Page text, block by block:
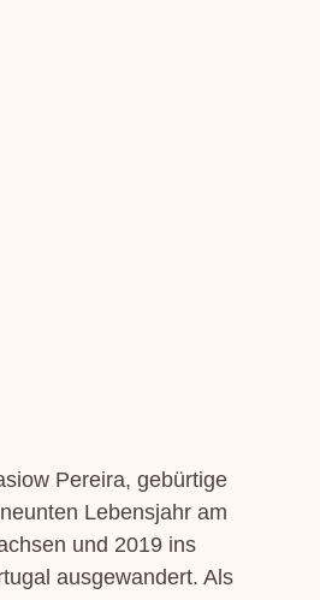
Pereira, gebürtige
Lebensjahr am
und 2019 ins
ausgewandert. Als